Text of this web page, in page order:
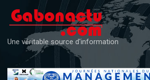
content
Une véritable source d'information